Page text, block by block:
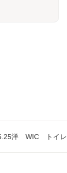
洋 WIC トイレ